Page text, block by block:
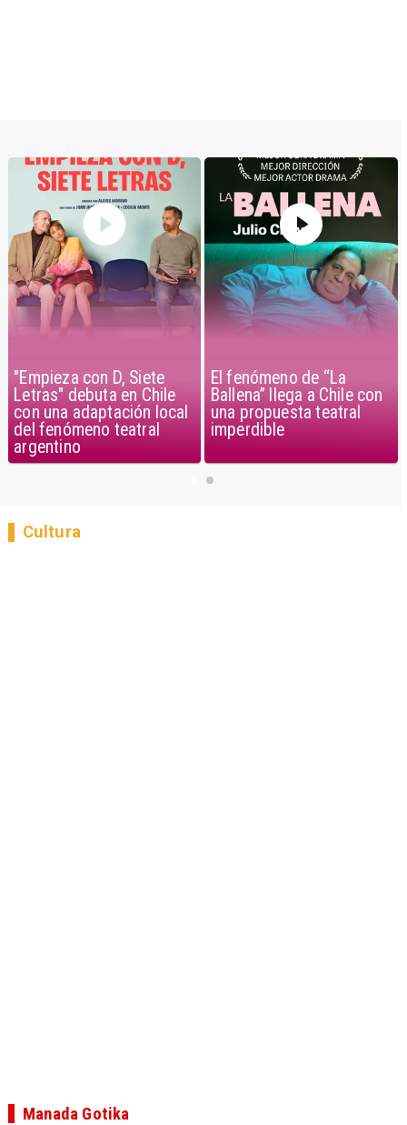
El fenómeno de “La
Ballena” llega a Chile con
una propuesta teatral
imperdible
"Empieza con D, Siete
Letras" debuta en Chile
con una adaptación local
del fenómeno teatral
Cultura
Manada Gotika